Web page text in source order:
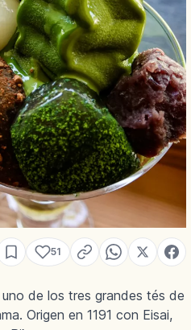
51
de los tres grandes tés de
Origen en 1191 con Eisai,